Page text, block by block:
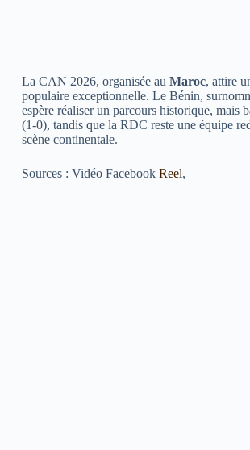
La CAN 2026, organisée au Maroc, attire
populaire exceptionnelle. Le Bénin,
espère réaliser un parcours historique, mais
(1-0), tandis que la RDC reste une équipe
scène continentale.
Sources : Vidéo Facebook Reel,